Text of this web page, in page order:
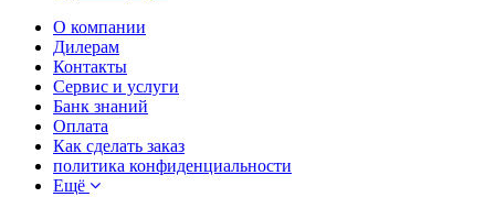
О компании
Дилерам
Контакты
Сервис и услуги
Банк знаний
Оплата
Как сделать заказ
политика конфиденциальности
Ещё